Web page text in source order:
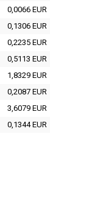
0,0066 EUR
0,1306 EUR
0,2235 EUR
0,5113 EUR
1,8329 EUR
0,2087 EUR
3,6079 EUR
0,1344 EUR